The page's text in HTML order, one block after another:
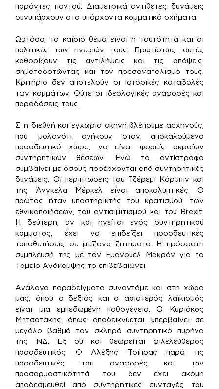
παρόντες παντού. Διαμετρικά αντίθετες δυνάμεις
συνυπάρχουν στα υπάρχοντα κομματικά σχήματα.
Ωστόσο, το καίριο θέμα είναι η ταυτότητα και οι
πολιτικές των ηγεσιών τους. Πρωτίστως, αυτές
καθορίζουν τις αντιλήψεις και τις απόψεις,
σηματοδοτώντας και τον προσανατολισμό τους.
Κριτήριο δεν αποτελούν οι ιστορικές καταβολές
των κομμάτων. Ούτε οι ιδεολογικές αναφορές και
παραδόσεις τους.
Στη διεθνή και εγχώρια σκηνή βλέπουμε αρχηγούς,
που μολονότι ανήκουν στον αποκαλούμενο
προοδευτικό χώρο, να είναι φορείς ακραίων
συντηρητικών θέσεων. Ενώ το αντίστροφο
συμβαίνει με όσους προέρχονται από συντηρητικές
δυνάμεις. Οι περιπτώσεις του Τζέρεμι Κόρμπιν και
της Άνγκελα Μέρκελ είναι αποκαλυπτικές. Ο
πρώτος ήταν υποστηρικτής του κρατισμού, των
εθνικοποιήσεων, του αντισιμιτισμού και του Brexit.
Η δεύτερη, αν και ηγείται ενός συντηρητικού
κόμματος, έχει να επιδείξει προοδευτικές
τοποθετήσεις σε μείζονα ζητήματα. Η πρόσφατη
σύμπλευσή της με τον Εμανουέλ Μακρόν για το
Ταμείο Ανάκαμψης το επιβεβαιώνει.
Ανάλογα παραδείγματα συναντάμε και στη χώρα
μας, όπου ο δεξιός και ο αριστερός λαϊκισμός
είναι μια εμπεδωμένη παθογένεια. Ο Κυριάκος
Μητσοτάκης, όπως αποδεικνύεται, υπερβαίνει σε
μεγάλο βαθμό τον σκληρό συντηρητικό πυρήνα
της ΝΔ. Εξ ου και θεωρείται φιλελεύθερος
προοδευτικός. Ο Αλέξης Τσίπρας παρά τις
προοδευτικές του αναφορές και την
προσαρμοστικότητά του δεν έχει ακόμη
αποδεσμευθεί από συντηρητικές συνταγές του